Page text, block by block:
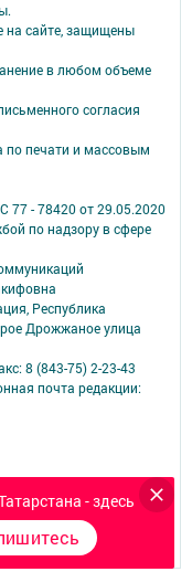
- здесь
сайте, защищены
в любом объеме
согласия
по печати и массовым
- 78420 от 29.05.2020
по надзору в сфере
Республика
Дрожжаное улица
8 (843-75) 2-23-43
почта редакции:
сервисов и
браузера.